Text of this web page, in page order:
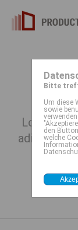
Lorem
adipiscing
Bitte
Um diese
sowie
den
welche